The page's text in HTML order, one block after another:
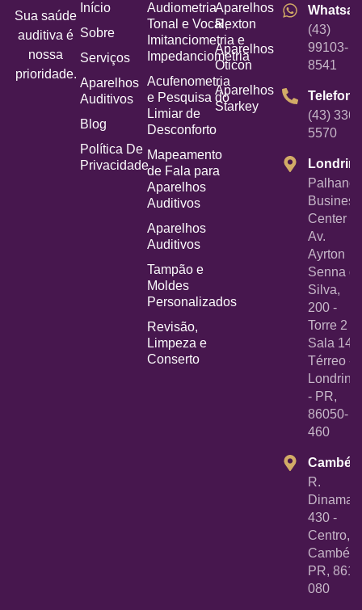
Sua saúde
auditiva é
nossa
prioridade.
Início
Sobre
Serviços
Aparelhos
Auditivos
Blog
Política De
Privacidade
Audiometria
Tonal e Vocal,
Imitanciometria e
Impedanciometria
Acufenometria
e Pesquisa do
Limiar de
Desconforto
Mapeamento
de Fala para
Aparelhos
Auditivos
Aparelhos
Auditivos
Tampão e
Moldes
Personalizados
Revisão,
Limpeza e
Conserto
Aparelhos
Rexton
Aparelhos
Oticon
Aparelhos
Starkey
(43)
99103-
8541
Telefone
(43)
5570
Palhano
Business
Center -
Av.
Ayrton
Senna
Silva,
200 -
Torre 2 -
Sala 14
Térreo -
Londrina
- PR,
86050-
460
Cambé
R.
430 -
Centro,
Cambé -
PR,
080